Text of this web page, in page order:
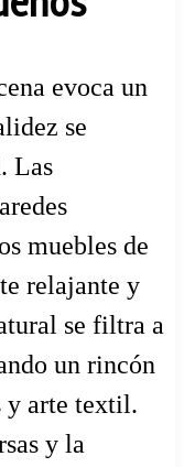
evoca un
se
Las
muebles de
relajante y
se filtra a
un rincón
y arte textil.
y la